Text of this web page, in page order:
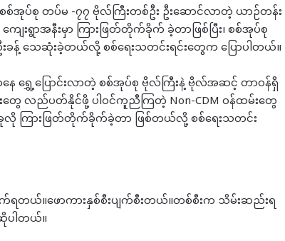
အုပ်စု တပ်မ -၇၇ ဗိုလ်ကြီးတစ်ဦး ဦးဆောင်လာတဲ့ ယာဉ်တန်း
းရွာအနီးမှာ ကြားဖြတ်တိုက်ခိုက် ခဲ့တာဖြစ်ပြီး၊ စစ်အုပ်စု
န့် သေဆုံးခဲ့တယ်လို့ စစ်ရေးသတင်းရင်းတွေက ပြောပါတယ်။
ရွှေ့ပြောင်းလာတဲ့ စစ်အုပ်စု ဗိုလ်ကြီးနဲ့ ဗိုလ်အဆင့် တာဝန်ရှိ
တွေ လည်ပတ်နိုင်ဖို့ ပါဝင်ကူညီကြတဲ့ Non-CDM ဝန်ထမ်းတွေ
အခုလို ကြားဖြတ်တိုက်ခိုက်ခဲ့တာ ဖြစ်တယ်လို့ စစ်ရေးသတင်း
တယ်။ဖောကားနှစ်စီးပျက်စီးတယ်။တစ်စီးက သိမ်းဆည်းရ
ါတယ်။